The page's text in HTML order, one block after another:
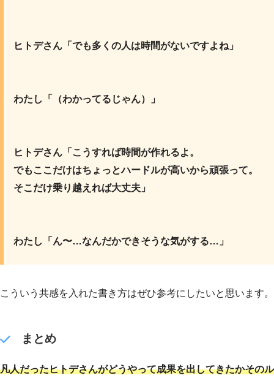
ヒトデさん「でも多くの人は時間がないですよね」
わたし「（わかってるじゃん）」
ヒトデさん「こうすれば時間が作れるよ。
でもここだけはちょっとハードルが高いから頑張って。
そこだけ乗り越えれば大丈夫」
わたし「ん〜…なんだかできそうな気がする…」
こういう共感を入れた書き方はぜひ参考にしたいと思います。
まとめ
凡人だったヒトデさんがどうやって成果を出してきたかそのル